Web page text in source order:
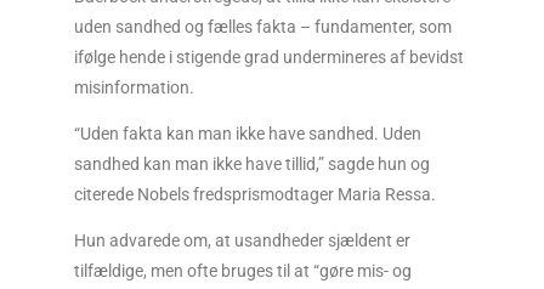
uden sandhed og fælles fakta – fundamenter, som
ifølge hende i stigende grad undermineres af bevidst
misinformation.
“Uden fakta kan man ikke have sandhed. Uden
sandhed kan man ikke have tillid,” sagde hun og
citerede Nobels fredsprismodtager Maria Ressa.
Hun advarede om, at usandheder sjældent er
tilfældige, men ofte bruges til at “gøre mis- og